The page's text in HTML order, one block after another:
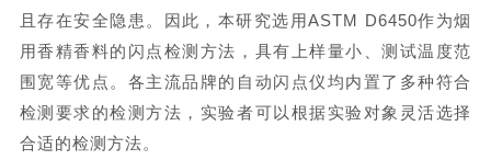
且存在安全隐患。因此，本研究选用ASTM D6450作为烟
用香精香料的闪点检测方法，具有上样量小、测试温度范
围宽等优点。各主流品牌的自动闪点仪均内置了多种符合
检测要求的检测方法，实验者可以根据实验对象灵活选择
合适的检测方法。